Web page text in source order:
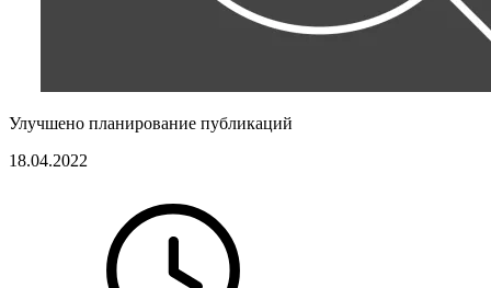
Улучшено планирование публикаций
18.04.2022